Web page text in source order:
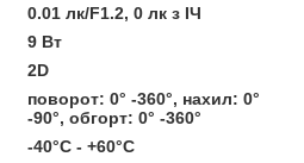
0.01 лк/F1.2, 0 лк з ІЧ
9 Вт
2D
поворот: 0° -360°, нахил: 0°
-90°, обгорт: 0° -360°
-40°C - +60°C